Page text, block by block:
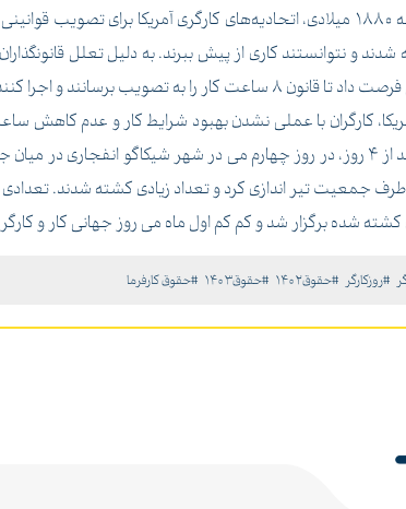
و نتوانستند کاری از پیش ببرند. به دلیل تعلل
کارخانه و کارگاه اعتصاب کردند. بعد از 4 روز، در روز چهارم می
جمعیت تیر اندازی کرد و تعداد زیادی کشته شدند. تعدادی
کشته شده برگزار شد و کم کم اول ماه می روز جهانی کار و
#روزکارگر #حقوق1402 #حقوق1403 #حقوق کارفرما